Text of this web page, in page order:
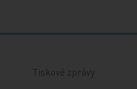
Tiskové zprávy